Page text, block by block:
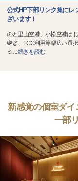
公式HP下部リンク集にレ
ざいます！
のと里山空港、小松空港は
継ぎ、LCC利用等幅広い選
ミ …続きを読む
新感覚の個室ダ
一部